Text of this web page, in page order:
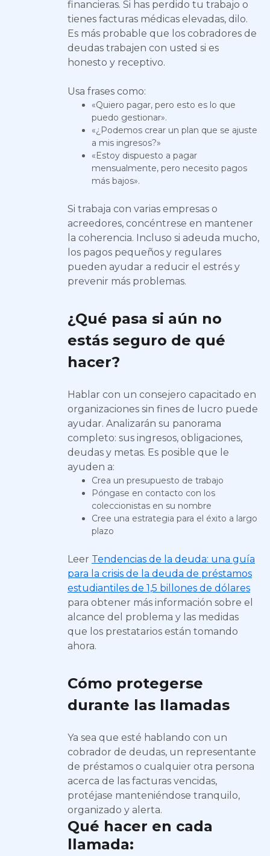
financieras. Si has perdido tu trabajo o
tienes facturas médicas elevadas, dilo.
Es más probable que los cobradores de
deudas trabajen con usted si es
honesto y receptivo.
Usa frases como:
«Quiero pagar, pero esto es lo que
puedo gestionar».
«¿Podemos crear un plan que se ajuste
a mis ingresos?»
«Estoy dispuesto a pagar
mensualmente, pero necesito pagos
más bajos».
Si trabaja con varias empresas o
acreedores, concéntrese en mantener
la coherencia. Incluso si adeuda mucho,
los pagos pequeños y regulares
pueden ayudar a reducir el estrés y
prevenir más problemas.
¿Qué pasa si aún no
estás seguro de qué
hacer?
Hablar con un consejero capacitado en
organizaciones sin fines de lucro puede
ayudar. Analizarán su panorama
completo: sus ingresos, obligaciones,
deudas y metas. Es posible que le
ayuden a:
Crea un presupuesto de trabajo
Póngase en contacto con los
coleccionistas en su nombre
Cree una estrategia para el éxito a largo
plazo
Leer Tendencias de la deuda: una guía
para la crisis de la deuda de préstamos
estudiantiles de 1,5 billones de dólares
para obtener más información sobre el
alcance del problema y las medidas
que los prestatarios están tomando
ahora.
Cómo protegerse
durante las llamadas
Ya sea que esté hablando con un
cobrador de deudas, un representante
de préstamos o cualquier otra persona
acerca de las facturas vencidas,
protéjase manteniéndose tranquilo,
organizado y alerta.
Qué hacer en cada
llamada: